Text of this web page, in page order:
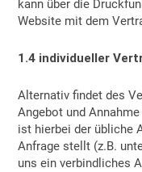
kann über die
Website mit dem
1.4 individueller
Alternativ findet des
Angebot und
ist hierbei der übliche
Anfrage stellt (z.B.
uns ein verbindliches